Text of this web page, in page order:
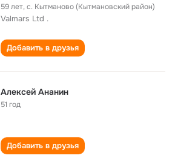
59 лет,с. Кытманово (Кытмановский район)
Valmars Ltd .
Добавить в друзья
Алексей Ананин
51 год
Добавить в друзья